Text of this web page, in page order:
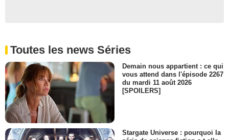
Toutes les news Séries
Demain nous appartient : ce qui
vous attend dans l'épisode 2267
du mardi 11 août 2026
[SPOILERS]
Stargate Universe : pourquoi la